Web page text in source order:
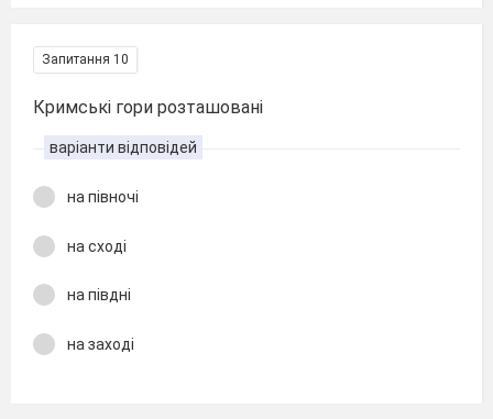
Запитання 10
Кримські гори розташовані
варіанти відповідей
на півночі
на сході
на півдні
на заході